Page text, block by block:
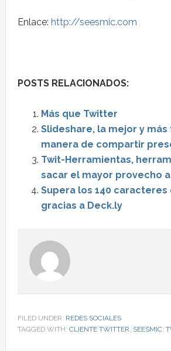
Enlace: http://seesmic.com
POSTS RELACIONADOS:
Más que Twitter
Slideshare, la mejor y más
manera de compartir
Twit-Herramientas,
sacar el mayor provecho
Supera los 140
gracias a Deck.ly
FILED UNDER: REDES SOCIALES
TAGGED WITH: CLIENTE TWITTER, SEESMIC,